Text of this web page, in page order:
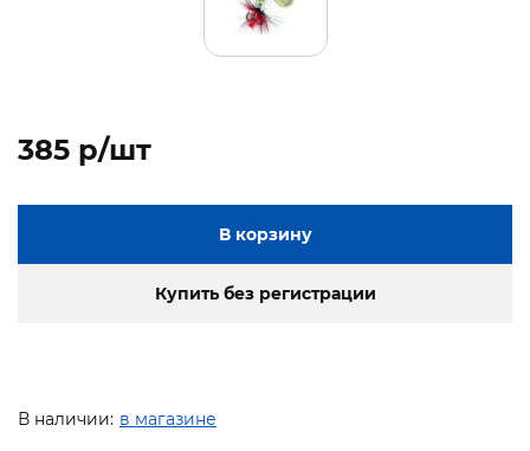
385 p/шт
В корзину
Купить без регистрации
В наличии: в магазине